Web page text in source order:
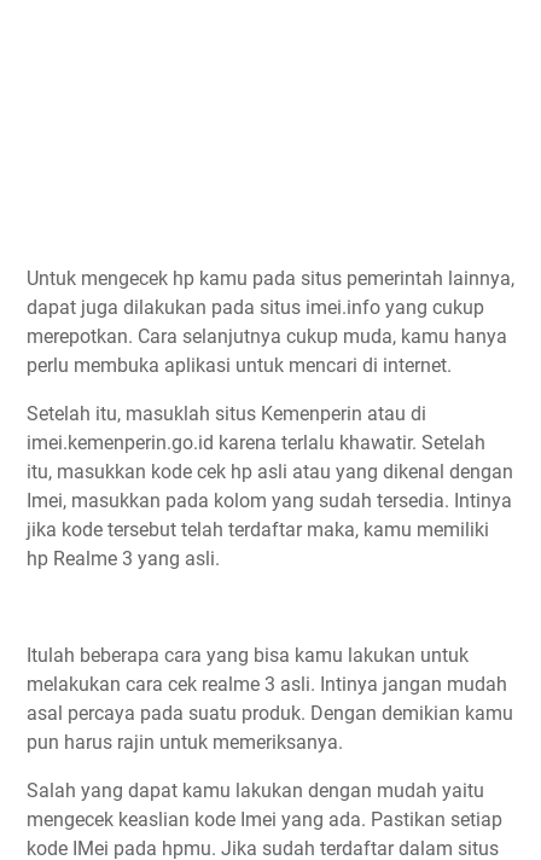
Untuk mengecek hp kamu pada situs pemerintah lainnya,
dapat juga dilakukan pada situs imei.info yang cukup
merepotkan. Cara selanjutnya cukup muda, kamu hanya
perlu membuka aplikasi untuk mencari di internet.
Setelah itu, masuklah situs Kemenperin atau di
imei.kemenperin.go.id karena terlalu khawatir. Setelah
itu, masukkan kode cek hp asli atau yang dikenal dengan
Imei, masukkan pada kolom yang sudah tersedia. Intinya
jika kode tersebut telah terdaftar maka, kamu memiliki
hp Realme 3 yang asli.
Itulah beberapa cara yang bisa kamu lakukan untuk
melakukan cara cek realme 3 asli. Intinya jangan mudah
asal percaya pada suatu produk. Dengan demikian kamu
pun harus rajin untuk memeriksanya.
Salah yang dapat kamu lakukan dengan mudah yaitu
mengecek keaslian kode Imei yang ada. Pastikan setiap
kode IMei pada hpmu. Jika sudah terdaftar dalam situs